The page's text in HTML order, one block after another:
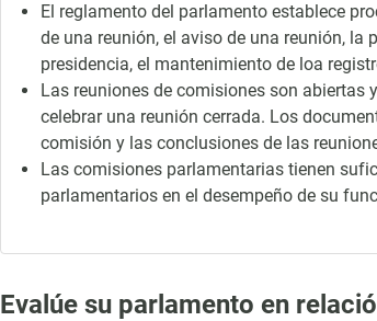
El reglamento del parlamento establece
de una reunión, el aviso de una reunión, la
presidencia, el mantenimiento de loa
Las reuniones de comisiones son
celebrar una reunión cerrada. Los
comisión y las conclusiones de las
Las comisiones parlamentarias tienen
parlamentarios en el desempeño de su
Evalúe su parlamento en